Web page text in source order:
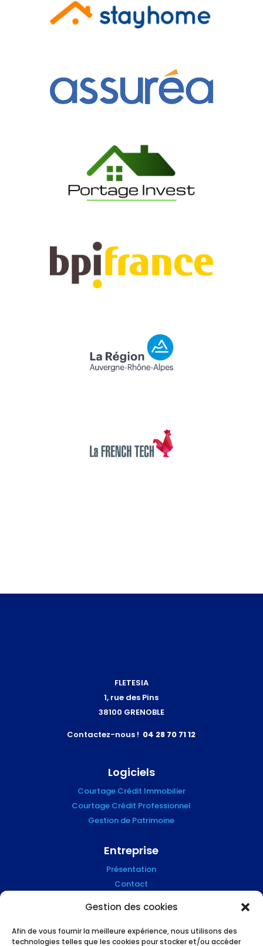
Gestion des cookies
Afin de vous fournir la meilleure expérience, nous utilisons des
technologies telles que les cookies pour stocker et/ou accéder
FLETESIA
1, rue des Pins
38100 GRENOBLE
Contactez-nous ! 04 28 70 71 12
Logiciels
Courtage Crédit Immobilier
Courtage Crédit Professionnel
Gestion de Patrimoine
Entreprise
Présentation
Contact
Mention Légales